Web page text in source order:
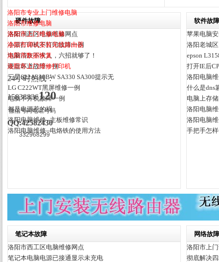
洛阳市专业上门维修电脑
洛阳市维修电脑
洛阳市上门维修电脑
洛阳市调试安装无线路由器
洛阳市数据恢复
洛阳市上门维修打印机
24小时热线：
15838836120
微信号同电话号码
QQ:42582430
332968299
硬件故障
洛阳涧西区电脑维修网点
小票打印机不打印故障一例
电脑清灰不求人，六招就够了！
硬盘坏道故障一例
三星S22A330BW SA330 SA300提示无
LG C222WT黑屏维修一例
电脑不开机故障一例
都是电源惹的祸
洛阳电脑维修--主板维修常识
洛阳电脑维修--电烙铁的使用方法
软件故障
苹果电脑
洛阳老城
epson
打开IE后
洛阳电脑
什么是dns
电脑上存
洛阳电脑
洛阳电脑
手把手怎
笔记本故障
洛阳市西工区电脑维修网点
笔记本电脑电源已接通显示未充电
网络故障
洛阳市上
彻底解决